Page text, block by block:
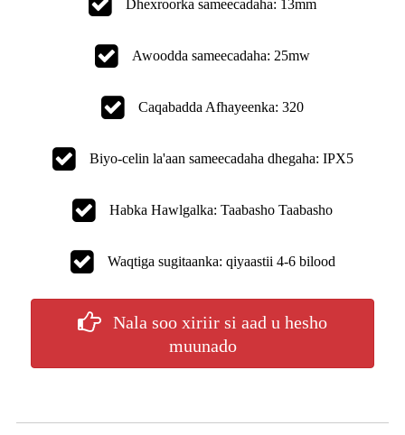
Dhexroorka sameecadaha: 13mm
Awoodda sameecadaha: 25mw
Caqabadda Afhayeenka: 320
Biyo-celin la'aan sameecadaha dhegaha: IPX5
Habka Hawlgalka: Taabasho Taabasho
Waqtiga sugitaanka: qiyaastii 4-6 bilood
Nala soo xiriir si aad u hesho
muunado